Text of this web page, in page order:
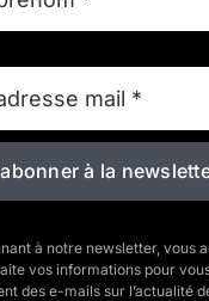
à la
à notre newsletter, vous
vos informations pour
des e-mails sur l’actualité